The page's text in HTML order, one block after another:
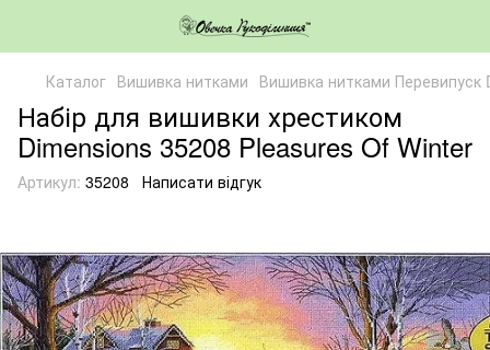
Каталог Вишивка нитками Вишивка нитками Перевипуск
Набір для вишивки хрестиком
Dimensions 35208 Pleasures Of Winter
Артикул: 35208 Написати відгук